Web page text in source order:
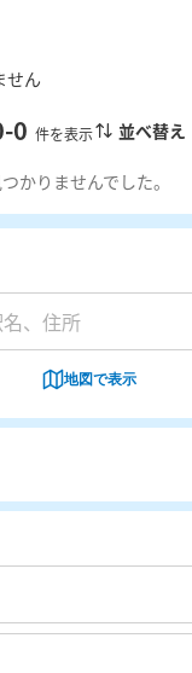
せん
-0 件を表示 並べ替え
かりませんでした。
地図で表示